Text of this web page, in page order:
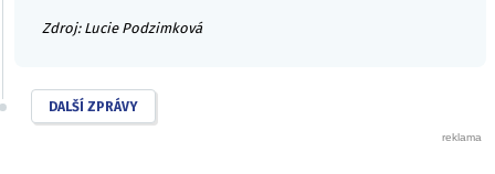
Zdroj: Lucie Podzimková
DALŠÍ ZPRÁVY